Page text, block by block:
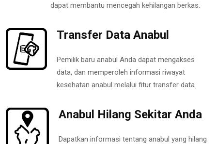
dapat membantu mencegah kehilangan berkas.
Transfer Data Anabul
Pemilik baru anabul Anda dapat mengakses
data, dan memperoleh informasi riwayat
kesehatan anabul melalui fitur transfer data.
Anabul Hilang Sekitar Anda
Dapatkan informasi tentang anabul yang hilang